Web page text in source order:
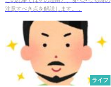
注意すべき点を解説します。...
ライフ